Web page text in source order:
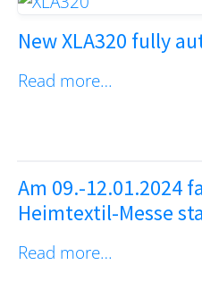
New XLA320 fully
Read more…
Am 09.-12.01.2024
Heimtextil-Messe
Read more…